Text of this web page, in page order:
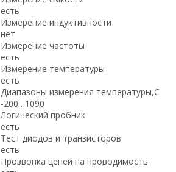
есть
Измерение индуктивности
нет
Измерение частоты
есть
Измерение температуры
есть
Диапазоны измерения температуры,С
-200…1090
Логический пробник
есть
Тест диодов и транзисторов
есть
Прозвонка цепей на проводимость